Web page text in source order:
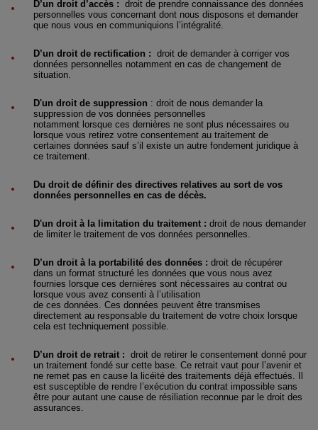
D’un droit d’accès : droit de prendre connaissance des données
personnelles vous concernant dont nous disposons et demander
que nous vous en communiquions l’intégralité.
D’un droit de rectification : droit de demander à corriger vos
données personnelles notamment en cas de changement de
situation.
D'un droit de suppression : droit de nous demander la
suppression de vos données personnelles
notamment lorsque ces dernières ne sont plus nécessaires ou
lorsque vous retirez votre consentement au traitement de
certaines données sauf s’il existe un autre fondement juridique à
ce traitement.
Du droit de définir des directives relatives au sort de vos
données personnelles en cas de décès.
D'un droit à la limitation du traitement : droit de nous demander
de limiter le traitement de vos données personnelles.
D’un droit à la portabilité des données : droit de récupérer
dans un format structuré les données que vous nous avez
fournies lorsque ces dernières sont nécessaires au contrat ou
lorsque vous avez consenti à l’utilisation
de ces données. Ces données peuvent être transmises
directement au responsable du traitement de votre choix lorsque
cela est techniquement possible.
D’un droit de retrait : droit de retirer le consentement donné pour
un traitement fondé sur cette base. Ce retrait vaut pour l’avenir et
ne remet pas en cause la licéité des traitements déjà effectués. Il
est susceptible de rendre l’exécution du contrat impossible sans
être pour autant une cause de résiliation reconnue par le droit des
assurances.